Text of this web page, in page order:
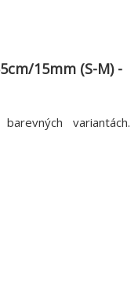
15mm (S-M) -
variantách.